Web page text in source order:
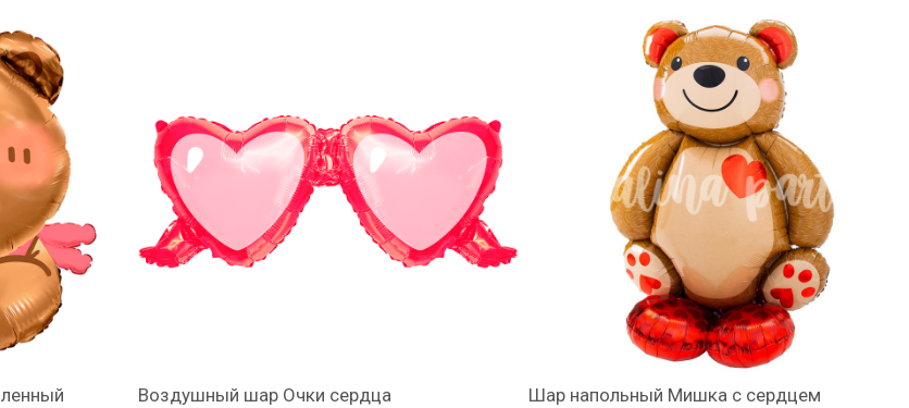
Воздушный шар Очки сердца Шар напольный Мишка с сердцем